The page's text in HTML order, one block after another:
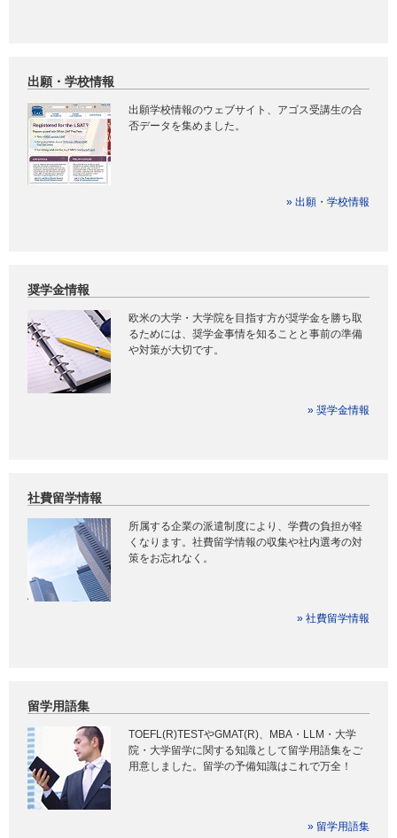
出願・学校情報
出願学校情報のウェブサイト、アゴス受講生の合
否データを集めました。
» 出願・学校情報
奨学金情報
欧米の大学・大学院を目指す方が奨学金を勝ち取
るためには、奨学金事情を知ることと事前の準備
や対策が大切です。
» 奨学金情報
社費留学情報
所属する企業の派遣制度により、学費の負担が軽
くなります。社費留学情報の収集や社内選考の対
策をお忘れなく。
» 社費留学情報
留学用語集
TOEFL(R)TESTやGMAT(R)、MBA・LLM・大学
院・大学留学に関する知識として留学用語集をご
用意しました。留学の予備知識はこれで万全！
» 留学用語集